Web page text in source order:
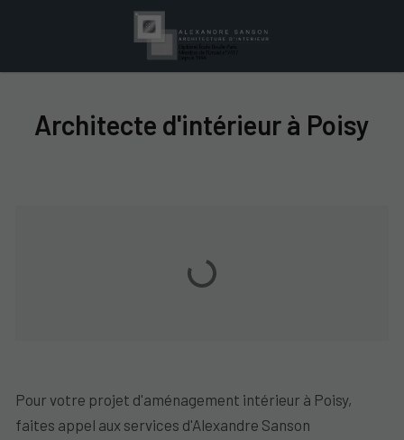
Architecte d'intérieur à Poisy
Pour votre projet d'aménagement intérieur à Poisy,
faites appel aux services d'Alexandre Sanson